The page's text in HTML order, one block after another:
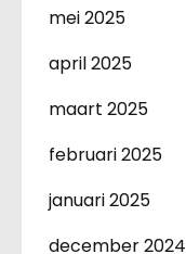
mei 2025
april 2025
maart 2025
februari 2025
januari 2025
december 2024